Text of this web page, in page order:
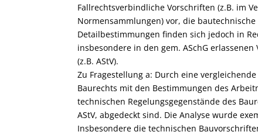
Fallrechtsverbindliche Vorschriften (z.B. im
Normensammlungen) vor, die
Detailbestimmungen finden sich jedoch in
insbesondere in den gem. ASchG
(z.B. AStV).
Zu Fragestellung a: Durch eine
Baurechts mit den Bestimmungen des
technischen Regelungsgegenstände des
AStV, abgedeckt sind. Die Analyse wurde
Insbesondere die technischen